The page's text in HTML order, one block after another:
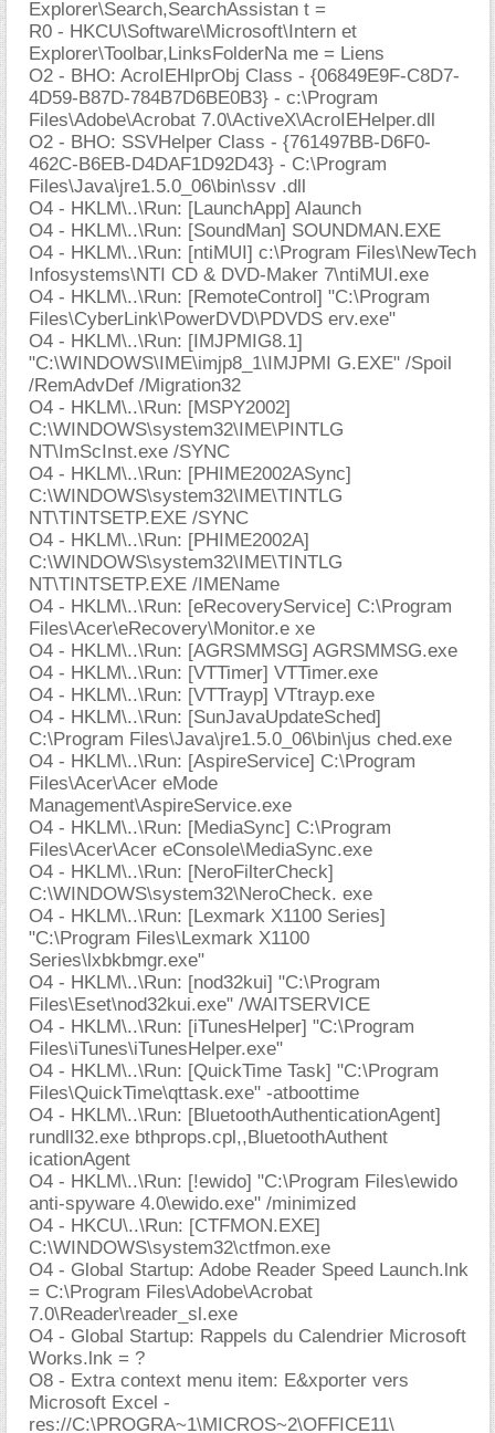
Explorer\Search,SearchAssistan t =
R0 - HKCU\Software\Microsoft\Intern et
Explorer\Toolbar,LinksFolderNa me = Liens
O2 - BHO: AcroIEHlprObj Class - {06849E9F-C8D7-
4D59-B87D-784B7D6BE0B3} - c:\Program
Files\Adobe\Acrobat 7.0\ActiveX\AcroIEHelper.dll
O2 - BHO: SSVHelper Class - {761497BB-D6F0-
462C-B6EB-D4DAF1D92D43} - C:\Program
Files\Java\jre1.5.0_06\bin\ssv .dll
O4 - HKLM\..\Run: [LaunchApp] Alaunch
O4 - HKLM\..\Run: [SoundMan] SOUNDMAN.EXE
O4 - HKLM\..\Run: [ntiMUI] c:\Program Files\NewTech
Infosystems\NTI CD & DVD-Maker 7\ntiMUI.exe
O4 - HKLM\..\Run: [RemoteControl] "C:\Program
Files\CyberLink\PowerDVD\PDVDS erv.exe"
O4 - HKLM\..\Run: [IMJPMIG8.1]
"C:\WINDOWS\IME\imjp8_1\IMJPMI G.EXE" /Spoil
/RemAdvDef /Migration32
O4 - HKLM\..\Run: [MSPY2002]
C:\WINDOWS\system32\IME\PINTLG
NT\ImScInst.exe /SYNC
O4 - HKLM\..\Run: [PHIME2002ASync]
C:\WINDOWS\system32\IME\TINTLG
NT\TINTSETP.EXE /SYNC
O4 - HKLM\..\Run: [PHIME2002A]
C:\WINDOWS\system32\IME\TINTLG
NT\TINTSETP.EXE /IMEName
O4 - HKLM\..\Run: [eRecoveryService] C:\Program
Files\Acer\eRecovery\Monitor.e xe
O4 - HKLM\..\Run: [AGRSMMSG] AGRSMMSG.exe
O4 - HKLM\..\Run: [VTTimer] VTTimer.exe
O4 - HKLM\..\Run: [VTTrayp] VTtrayp.exe
O4 - HKLM\..\Run: [SunJavaUpdateSched]
C:\Program Files\Java\jre1.5.0_06\bin\jus ched.exe
O4 - HKLM\..\Run: [AspireService] C:\Program
Files\Acer\Acer eMode
Management\AspireService.exe
O4 - HKLM\..\Run: [MediaSync] C:\Program
Files\Acer\Acer eConsole\MediaSync.exe
O4 - HKLM\..\Run: [NeroFilterCheck]
C:\WINDOWS\system32\NeroCheck. exe
O4 - HKLM\..\Run: [Lexmark X1100 Series]
"C:\Program Files\Lexmark X1100
Series\lxbkbmgr.exe"
O4 - HKLM\..\Run: [nod32kui] "C:\Program
Files\Eset\nod32kui.exe" /WAITSERVICE
O4 - HKLM\..\Run: [iTunesHelper] "C:\Program
Files\iTunes\iTunesHelper.exe"
O4 - HKLM\..\Run: [QuickTime Task] "C:\Program
Files\QuickTime\qttask.exe" -atboottime
O4 - HKLM\..\Run: [BluetoothAuthenticationAgent]
rundll32.exe bthprops.cpl,,BluetoothAuthent
icationAgent
O4 - HKLM\..\Run: [!ewido] "C:\Program Files\ewido
anti-spyware 4.0\ewido.exe" /minimized
O4 - HKCU\..\Run: [CTFMON.EXE]
C:\WINDOWS\system32\ctfmon.exe
O4 - Global Startup: Adobe Reader Speed Launch.lnk
= C:\Program Files\Adobe\Acrobat
7.0\Reader\reader_sl.exe
O4 - Global Startup: Rappels du Calendrier Microsoft
Works.lnk = ?
O8 - Extra context menu item: E&xporter vers
Microsoft Excel -
res://C:\PROGRA~1\MICROS~2\OFFICE11\